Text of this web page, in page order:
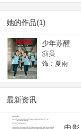
她的作品(1)
少年苏醒
演员
饰：夏雨
最新资讯